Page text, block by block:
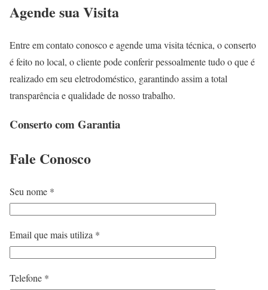
Agende sua Visita
Entre em contato conosco e agende uma visita técnica, o conserto
é feito no local, o cliente pode conferir pessoalmente tudo o que é
realizado em seu eletrodoméstico, garantindo assim a total
transparência e qualidade de nosso trabalho.
Conserto com Garantia
Fale Conosco
Seu nome *
Email que mais utiliza *
Telefone *